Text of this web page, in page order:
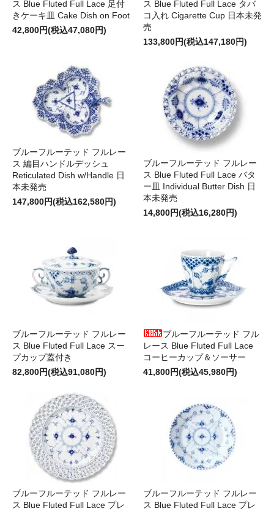
ス Blue Fluted Full Lace 足付
きケーキ皿 Cake Dish on Foot
42,800円(税込47,080円)
ス Blue Fluted Full Lace タバ
コ入れ Cigarette Cup 日本未発
売
133,800円(税込147,180円)
ブルーフルーテッド フルレー
ス 編目ハンドルデッシュ
Reticulated Dish w/Handle 日
本未発売
147,800円(税込162,580円)
ブルーフルーテッド フルレー
ス Blue Fluted Full Lace バタ
ー皿 Individual Butter Dish 日
本未発売
14,800円(税込16,280円)
ブルーフルーテッド フルレー
ス Blue Fluted Full Lace スー
プカップ蓋付き
82,800円(税込91,080円)
ブルーフルーテッド フル
レース Blue Fluted Full Lace
コーヒーカップ＆ソーサー
41,800円(税込45,980円)
ブルーフルーテッド フルレー
ス Blue Fluted Full Lace プレ
ブルーフルーテッド フルレー
ス Blue Fluted Full Lace プレ